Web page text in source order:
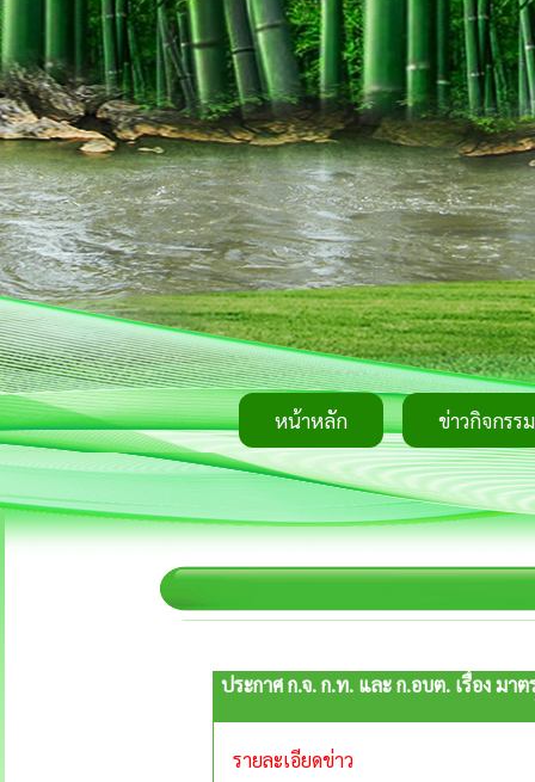
หน้าหลัก ข่าวกิจกรรม
ประกาศ ก.จ. ก.ท. และ ก.อบต. เรื่อง มา
รายละเอียดข่าว